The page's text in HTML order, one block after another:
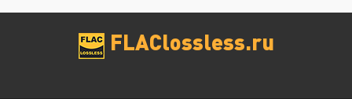
FLAClossless.ru